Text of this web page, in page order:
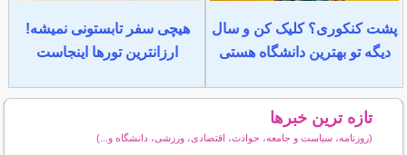
پشت کنکوری؟ کلیک کن و سال
دیگه تو بهترین دانشگاه هستی
هیچی سفر تابستونی نمیشه!
ارزانترین تورها اینجاست
تازه ترین خبرها
(روزنامه، سیاست و جامعه، حوادث، اقتصادی، ورزشی، دانشگاه و...)